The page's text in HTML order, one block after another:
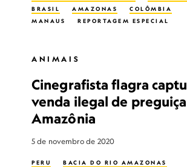
BRASIL AMAZONAS
COLÔMBIA
MANAUS
REPORTAGEM ESPECIAL
ECOTURISMO
FLORESTA ÚMIDA
MÍDIAS SOCIAIS
ANIMAIS SELVAGENS
ANIMAIS
Cinegrafista flagra
venda ilegal de
Amazônia
5 de novembro de 2020
PERU
BACIA DO RIO AMAZONAS